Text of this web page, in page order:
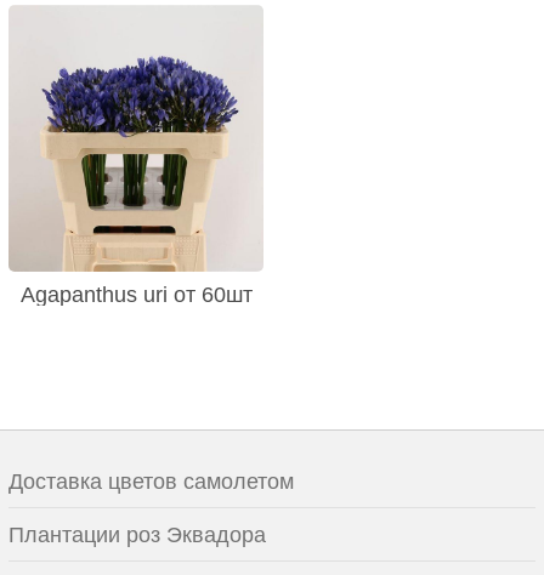
Agapanthus uri от 60шт
Доставка цветов самолетом
Плантации роз Эквадора